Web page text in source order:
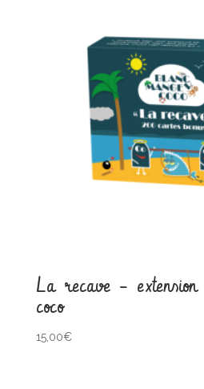
La recave –
coco
15,00€